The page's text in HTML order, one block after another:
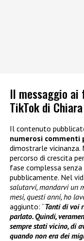
Il messaggio ai
TikTok di
Il contenuto
numerosi commenti
dimostrarle
percorso di crescita
fase complessa
pubblicamente. Nel
salutarvi, mandarvi un
mesi, questi anni, ho
aggiunto: “Tanti di voi
parlato. Quindi,
sempre stati vicino, di
quando non era dei